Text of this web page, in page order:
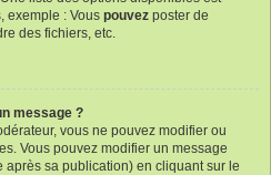
exemple : Vous pouvez poster de
des fichiers, etc.
message ?
vous ne pouvez modifier ou
Vous pouvez modifier un message
sa publication) en cliquant sur le